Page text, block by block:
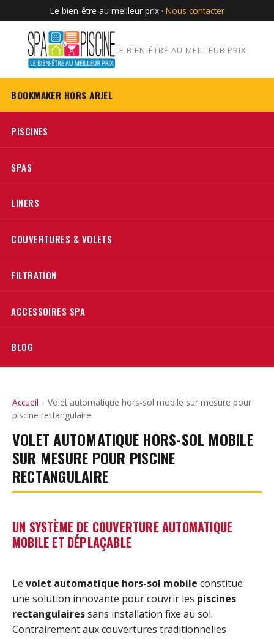
Le bien-être au meilleur prix · Nous contacter
LE BIEN-ÊTRE AU MEILLEUR PRIX
BOOKMAKER HORS ARJEL
PISCINES
SPAS
LINERS
COUVERTURES & VOLETS
FILTRATION
ACCESSOIRES SPA
BLOG
Accueil › Volet automatique hors-sol mobile sur mesure pour
piscine rectangulaire
VOLET AUTOMATIQUE HORS-SOL MOBILE
SUR MESURE POUR PISCINE
RECTANGULAIRE
UN SYSTÈME DE COUVERTURE AUTOMATIQUE
MOBILE ET DÉPLAÇABLE
Le volet automatique hors-sol mobile constitue
une solution innovante pour couvrir les piscines
rectangulairessans installation fixe au sol.
Contrairement aux couvertures traditionnelles